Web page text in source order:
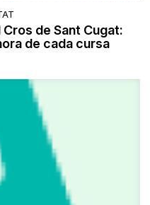
de Sant Cugat:
de cada cursa